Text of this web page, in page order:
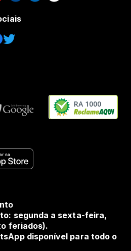
RA 1000
segunda a sexta-feira,
feriados).
disponível para todo o